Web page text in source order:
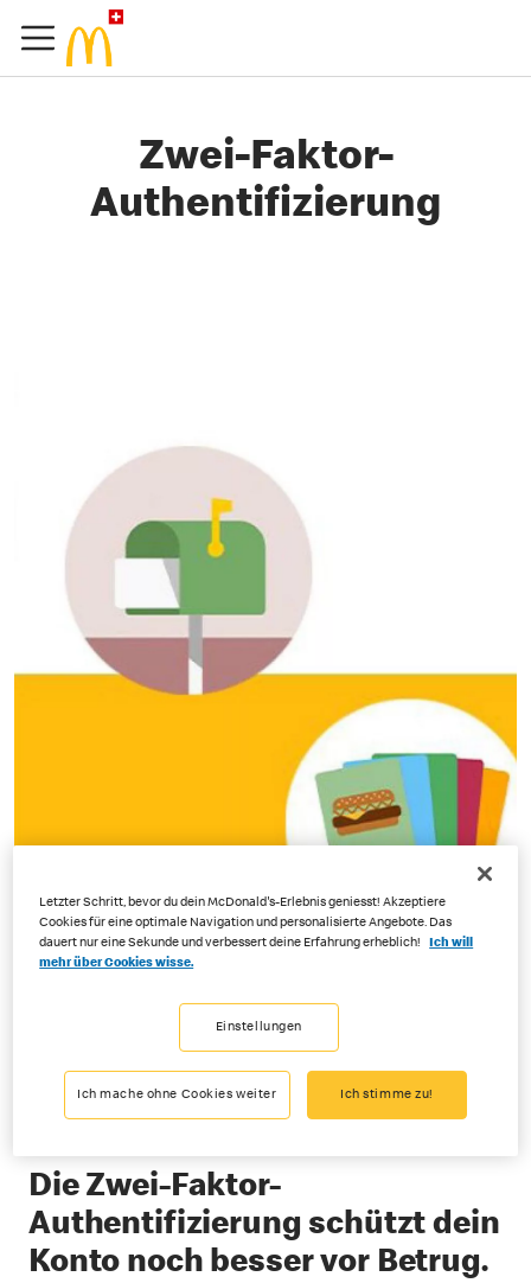
Zwei-Faktor-
Authentifizierung
Die Zwei-Faktor-
Authentifizierung schützt dein
Konto noch besser vor Betrug.
Letzter Schritt, bevor du dein McDonald's-Erlebnis geniesst! Akzeptiere
Cookies für eine optimale Navigation und personalisierte Angebote. Das
dauert nur eine Sekunde und verbessert deine Erfahrung erheblich!
Ich will
mehr über Cookies wisse.
Einstellungen
Ich mache ohne Cookies weiter Ich stimme zu!